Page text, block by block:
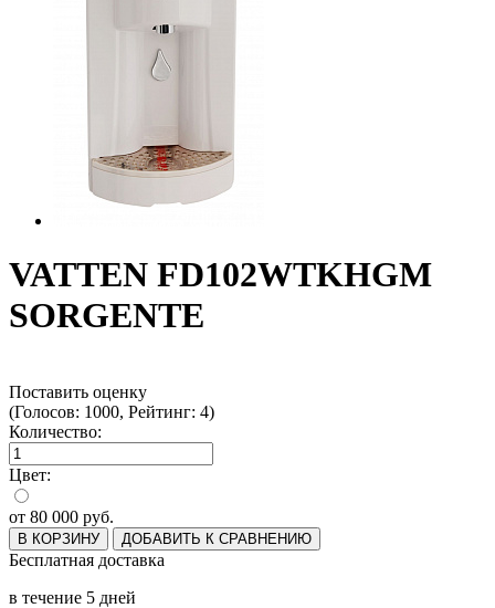
VATTEN FD102WTKHGM
SORGENTE
Поставить оценку
(Голосов: 1000, Рейтинг: 4)
Количество:
Цвет:
от 80 000 руб.
В КОРЗИНУ ДОБАВИТЬ К СРАВНЕНИЮ
Бесплатная доставка
в течение 5 дней